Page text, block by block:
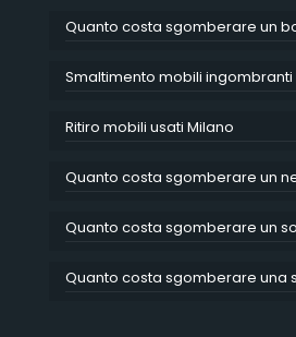
Quanto costa sgomberare un
Smaltimento mobili ingombranti
Ritiro mobili usati Milano
Quanto costa sgomberare un
Quanto costa sgomberare un
Quanto costa sgomberare una